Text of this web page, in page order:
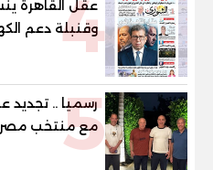
4
عقل القاهرة
وقنبلة دعم
5
رسميا .. تجديد
مع منتخب مصر